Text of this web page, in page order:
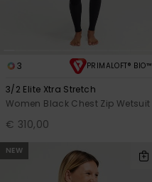
3 PRIMALOFT® BIO™
3/2 Elite Xtra Stretch
Women Black Chest Zip Wetsuit
€ 310,00
NEW